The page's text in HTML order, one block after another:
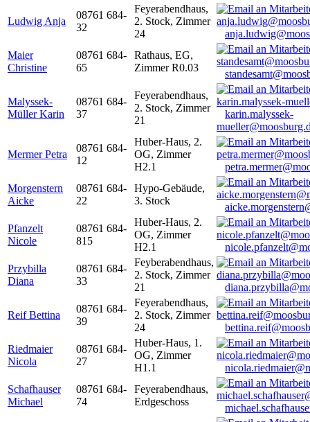
Ludwig Anja
08761 684-
32
Feyerabendhaus,
2. Stock, Zimmer
24
Maier
Christine
08761 684-
65
Rathaus, EG,
Zimmer R0.03
Malyssek-
Müller Karin
08761 684-
37
Feyerabendhaus,
2. Stock, Zimmer
21
karin.malyssek-
Mermer Petra
08761 684-
12
Huber-Haus, 2.
OG, Zimmer
H2.1
Morgenstern
Aicke
08761 684-
22
Hypo-Gebäude,
3. Stock
Pfanzelt
Nicole
08761 684-
815
Huber-Haus, 2.
OG, Zimmer
H2.1
Przybilla
Diana
08761 684-
33
Feyberabendhaus,
2. Stock, Zimmer
21
Reif Bettina
08761 684-
39
Feyerabendhaus,
2. Stock, Zimmer
24
Riedmaier
Nicola
08761 684-
27
Huber-Haus, 1.
OG, Zimmer
H1.1
Schafhauser
Michael
08761 684-
74
Feyerabendhaus,
Erdgeschoss